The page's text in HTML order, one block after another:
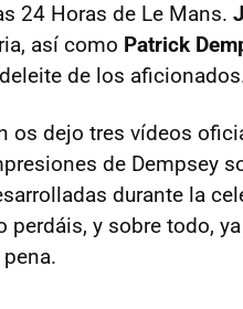
24 Horas de Le Mans.
así como Patrick
de los
os dejo tres vídeos
de Dempsey
durante la
perdáis, y sobre todo,